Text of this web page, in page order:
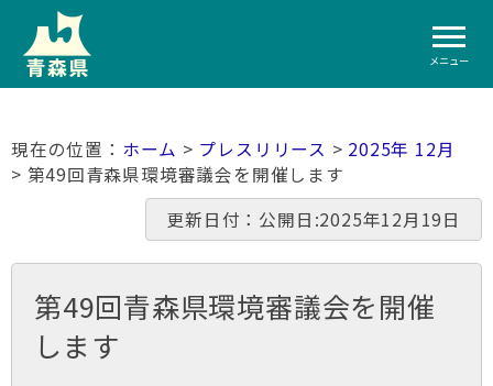
メニュー
ホーム > プレスリリース > 2025年 12月
> 第49回青森県環境審議会を開催します
更新日付：公開日:2025年12月19日
第49回青森県環境審議会を開催
します